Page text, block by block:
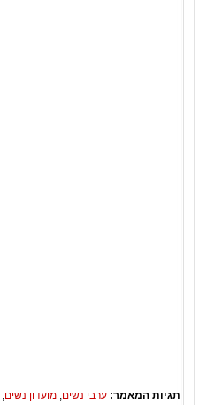
תגיות המאמר: ערבי נשים, מועדון נשים,